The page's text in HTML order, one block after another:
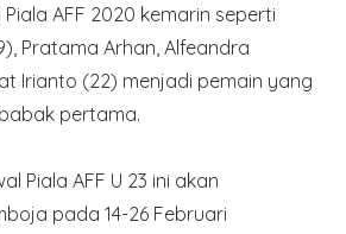
AFF 2020 kemarin seperti
Pratama Arhan, Alfeandra
Irianto (22) menjadi pemain yang
pertama.
Piala AFF U 23 ini akan
pada 14-26 Februari